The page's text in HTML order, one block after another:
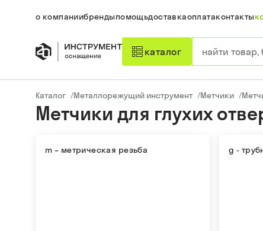
о компаниибрендыпомощьдоставкаоплатаконтакты
каталог
Каталог /Металлорежущий инструмент /Метчики /
Метчики для глухих
m – метрическая резьба g -